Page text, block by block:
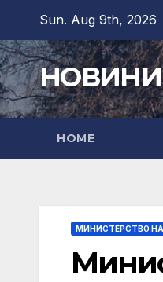
content
Sun. Aug 9th, 2026
НОВИНИ
HOME
МИНИСТЕРСТВО